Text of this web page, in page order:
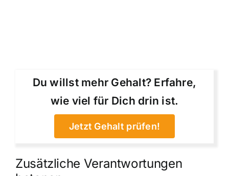
Du willst mehr Gehalt? Erfahre,
wie viel für Dich drin ist.
Jetzt Gehalt prüfen!
Zusätzliche Verantwortungen